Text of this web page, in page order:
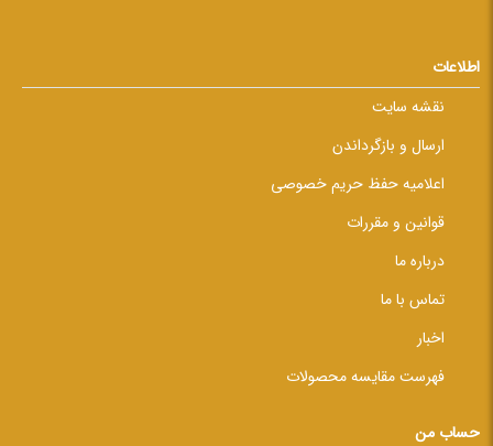
اطلاعات
نقشه سایت
ارسال و بازگرداندن
اعلامیه حفظ حریم خصوصی
قوانین و مقررات
درباره ما
تماس با ما
اخبار
فهرست مقایسه محصولات
حساب من